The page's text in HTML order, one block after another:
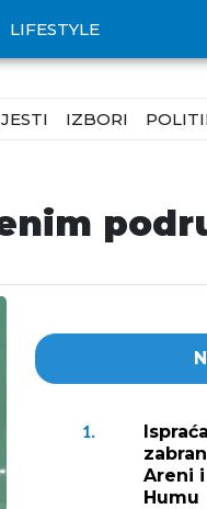
LIFESTYLE
IZBORI
1.
Areni
Humu